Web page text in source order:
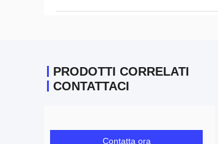
PRODOTTI CORRELATI
CONTATTACI
Contatta ora